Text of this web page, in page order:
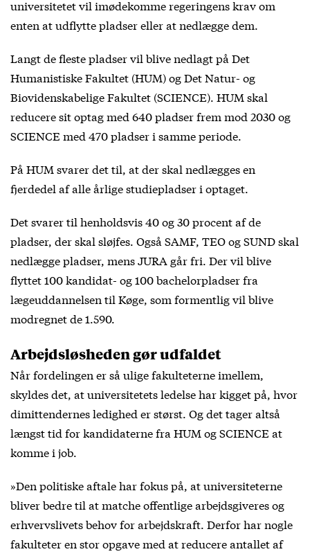
universitetet vil imødekomme regeringens krav om
enten at udflytte pladser eller at nedlægge dem.
Langt de fleste pladser vil blive nedlagt på Det
Humanistiske Fakultet (HUM) og Det Natur- og
Biovidenskabelige Fakultet (SCIENCE). HUM skal
reducere sit optag med 640 pladser frem mod 2030 og
SCIENCE med 470 pladser i samme periode.
På HUM svarer det til, at der skal nedlægges en
fjerdedel af alle årlige studiepladser i optaget.
Det svarer til henholdsvis 40 og 30 procent af de
pladser, der skal sløjfes. Også SAMF, TEO og SUND skal
nedlægge pladser, mens JURA går fri. Der vil blive
flyttet 100 kandidat- og 100 bachelorpladser fra
lægeuddannelsen til Køge, som formentlig vil blive
modregnet de 1.590.
Arbejdsløsheden gør udfaldet
Når fordelingen er så ulige fakulteterne imellem,
skyldes det, at universitetets ledelse har kigget på, hvor
dimittendernes ledighed er størst. Og det tager altså
længst tid for kandidaterne fra HUM og SCIENCE at
komme i job.
»Den politiske aftale har fokus på, at universiteterne
bliver bedre til at matche offentlige arbejdsgiveres og
erhvervslivets behov for arbejdskraft. Derfor har nogle
fakulteter en stor opgave med at reducere antallet af